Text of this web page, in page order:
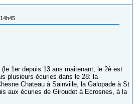
1er depuis 13 ans maitenant, le 2è est
plusieurs écuries dans le 28: la
Chateau à Sainville, la Galopade à St
aux écuries de Giroudet à Ecrosnes, à la